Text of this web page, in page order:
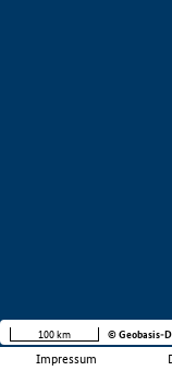
Impressum
100 km © Geobasis-